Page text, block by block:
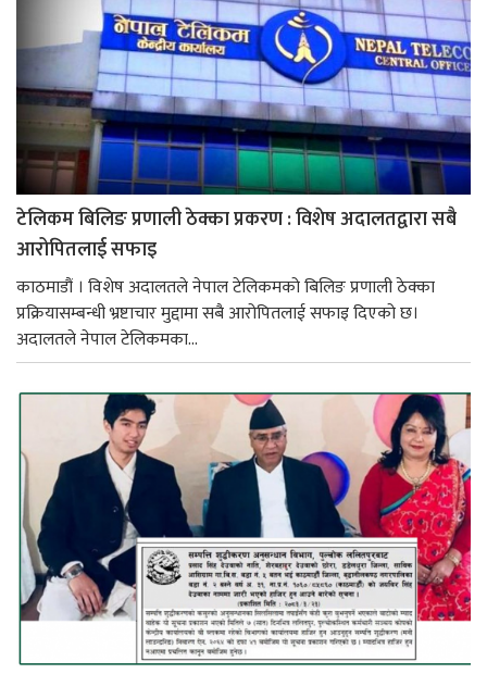
टेलिकम बिलिङ प्रणाली ठेक्का प्रकरण : विशेष अदालतद्वारा सबै
आरोपितलाई सफाइ
काठमाडौं । विशेष अदालतले नेपाल टेलिकमको बिलिङ प्रणाली ठेक्का
प्रक्रियासम्बन्धी भ्रष्टाचार मुद्दामा सबै आरोपितलाई सफाइ दिएको छ।
अदालतले नेपाल टेलिकमका...